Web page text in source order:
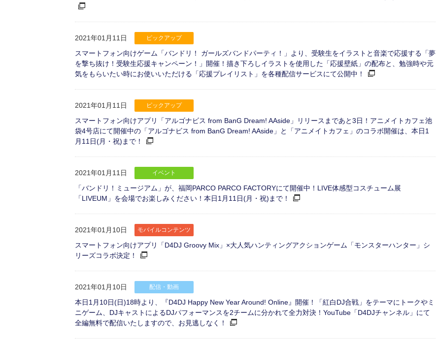
2021年01月11日 ピックアップ
スマートフォン向けゲーム「バンドリ！ ガールズバンドパーティ！」より、受験生をイラストと音楽で応援する「夢
を撃ち抜け！受験生応援キャンペーン！」開催！描き下ろしイラストを使用した「応援壁紙」の配布と、勉強時や元
気をもらいたい時にお使いいただける「応援プレイリスト」を各種配信サービスにて公開中！
2021年01月11日 ピックアップ
スマートフォン向けアプリ「アルゴナビス from BanG Dream! AAside」リリースまであと3日！アニメイトカフェ池
袋4号店にて開催中の「アルゴナビス from BanG Dream! AAside」と「アニメイトカフェ」のコラボ開催は、本日1
月11日(月・祝)まで！
2021年01月11日 イベント
「バンドリ！ミュージアム」が、福岡PARCO PARCO FACTORYにて開催中！LIVE体感型コスチューム展
「LIVEUM」を会場でお楽しみください！本日1月11日(月・祝)まで！
2021年01月10日 モバイルコンテンツ
スマートフォン向けアプリ「D4DJ Groovy Mix」×大人気ハンティングアクションゲーム「モンスターハンター」シ
リーズコラボ決定！
2021年01月10日 配信・動画
本日1月10日(日)18時より、『D4DJ Happy New Year Around! Online』開催！「紅白DJ合戦」をテーマにトークやミ
ニゲーム、DJキャストによるDJパフォーマンスを2チームに分かれて全力対決！YouTube「D4DJチャンネル」にて
全編無料で配信いたしますので、お見逃しなく！